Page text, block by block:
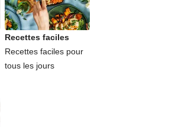
Recettes faciles
Recettes faciles pour
tous les jours